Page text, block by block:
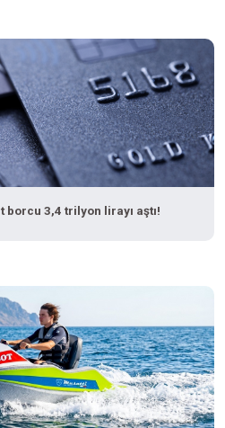
3,4 trilyon lirayı aştı!